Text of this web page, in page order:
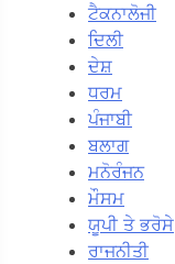
ਟੈਕਨਾਲੋਜੀ
ਦਿਲੀ
ਦੇਸ਼
ਧਰਮ
ਪੰਜਾਬੀ
ਬਲਾਗ
ਮਨੋਰੰਜਨ
ਮੌਸਮ
ਯੂਪੀ ਤੇ ਭਰੋਸੇ
ਰਾਜਨੀਤੀ